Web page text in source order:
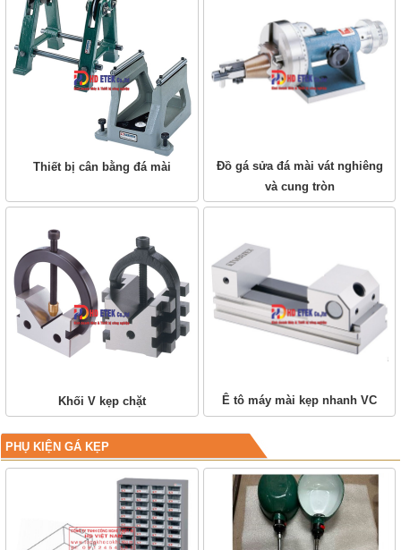
Thiết bị cân bằng đá mài
Đồ gá sửa đá mài vát nghiêng
và cung tròn
Khối V kẹp chặt Ê tô máy mài kẹp nhanh VC
PHỤ KIỆN GÁ KẸP